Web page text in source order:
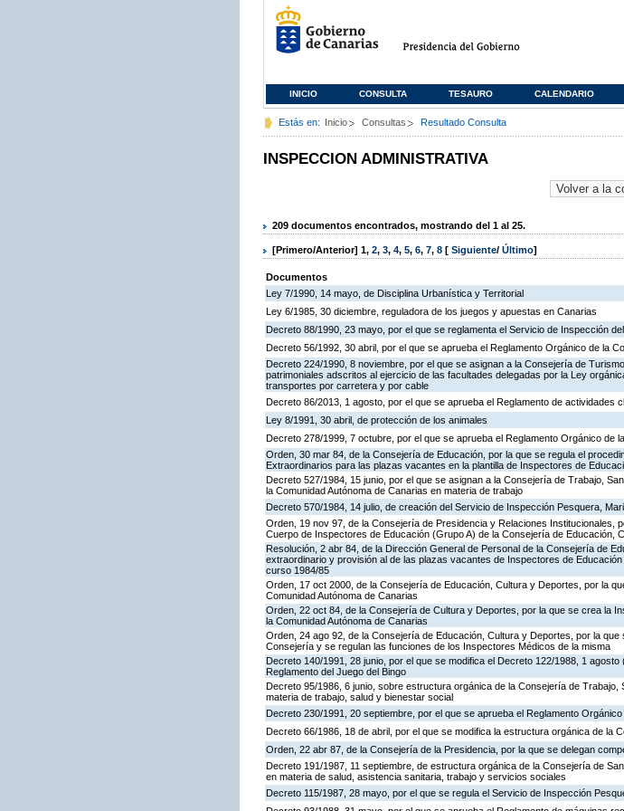
INICIO CONSULTA TESAURO CALENDARIO
Estás en: Inicio Consultas Resultado Consulta
INSPECCION ADMINISTRATIVA
209 documentos encontrados, mostrando del 1 al 25.
[Primero/Anterior] 1, 2, 3, 4, 5, 6, 7, 8 [ Siguiente/ Último]
Documentos
Ley 7/1990, 14 mayo, de Disciplina Urbanística y Territorial
Ley 6/1985, 30 diciembre, reguladora de los juegos y apuestas en Canarias
Decreto 88/1990, 23 mayo, por el que se reglamenta el Servicio de Inspección
Decreto 56/1992, 30 abril, por el que se aprueba el Reglamento Orgánico de la
Decreto 224/1990, 8 noviembre, por el que se asignan a la Consejería de
patrimoniales adscritos al ejercicio de las facultades delegadas por la Ley
transportes por carretera y por cable
Decreto 86/2013, 1 agosto, por el que se aprueba el Reglamento de actividades
Ley 8/1991, 30 abril, de protección de los animales
Decreto 278/1999, 7 octubre, por el que se aprueba el Reglamento Orgánico de
Orden, 30 mar 84, de la Consejería de Educación, por la que se regula el
Extraordinarios para las plazas vacantes en la plantilla de Inspectores de
Decreto 527/1984, 15 junio, por el que se asignan a la Consejería de Trabajo,
la Comunidad Autónoma de Canarias en materia de trabajo
Decreto 570/1984, 14 julio, de creación del Servicio de Inspección Pesquera,
Orden, 19 nov 97, de la Consejería de Presidencia y Relaciones Institucionales,
Cuerpo de Inspectores de Educación (Grupo A) de la Consejería de Educación,
Resolución, 2 abr 84, de la Dirección General de Personal de la Consejería de
extraordinario y provisión al de las plazas vacantes de Inspectores de
curso 1984/85
Orden, 17 oct 2000, de la Consejería de Educación, Cultura y Deportes, por la
Comunidad Autónoma de Canarias
Orden, 22 oct 84, de la Consejería de Cultura y Deportes, por la que se crea la
la Comunidad Autónoma de Canarias
Orden, 24 ago 92, de la Consejería de Educación, Cultura y Deportes, por la
Consejería y se regulan las funciones de los Inspectores Médicos de la misma
Decreto 140/1991, 28 junio, por el que se modifica el Decreto 122/1988, 1
Reglamento del Juego del Bingo
Decreto 95/1986, 6 junio, sobre estructura orgánica de la Consejería de
materia de trabajo, salud y bienestar social
Decreto 230/1991, 20 septiembre, por el que se aprueba el Reglamento
Decreto 66/1986, 18 de abril, por el que se modifica la estructura orgánica de la
Orden, 22 abr 87, de la Consejería de la Presidencia, por la que se delegan
Decreto 191/1987, 11 septiembre, de estructura orgánica de la Consejería de
en materia de salud, asistencia sanitaria, trabajo y servicios sociales
Decreto 115/1987, 28 mayo, por el que se regula el Servicio de Inspección